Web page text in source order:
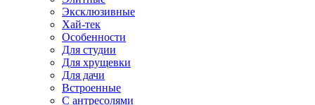
Эксклюзивные
Хай-тек
Особенности
Для студии
Для хрущевки
Для дачи
Встроенные
С антресолями